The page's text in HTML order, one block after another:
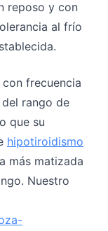
reposo y con
al frío
frecuencia
rango de
que su
hipotiroidismo
más matizada
Nuestro